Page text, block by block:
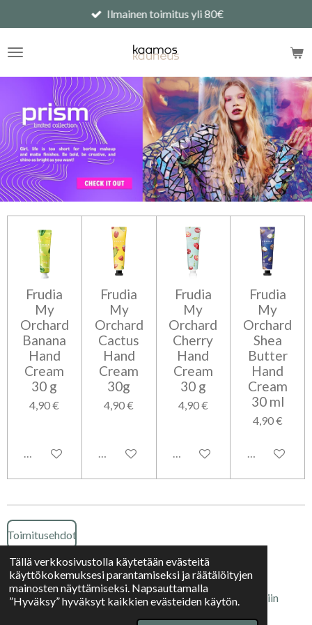
Tällä verkkosivustolla käytetään evästeitä
käyttökokemuksesi parantamiseksi ja räätälöityjen
mainosten näyttämiseksi. Napsauttamalla
”Hyväksy” hyväksyt kaikkien evästeiden käytön.
pääsisältöön
Ilmainen toimitus yli 80€
Frudia
My
Orchard
Banana
Hand
Cream
30 g
4,90 €
Lisää ostoskoriin
Frudia
My
Orchard
Cactus
Hand
Cream
30g
4,90 €
Lisää ostoskoriin
Frudia
My
Orchard
Cherry
Hand
Cream
30 g
4,90 €
Lisää ostoskoriin
Frudia
My
Orchard
Shea
Butter
Hand
Cream
30 ml
4,90 €
Lisää
Toimitusehdot
Tietosuojaseloste
© 2025 Kaamoksen kauppa | Kaikki oikeudet muutoksiin